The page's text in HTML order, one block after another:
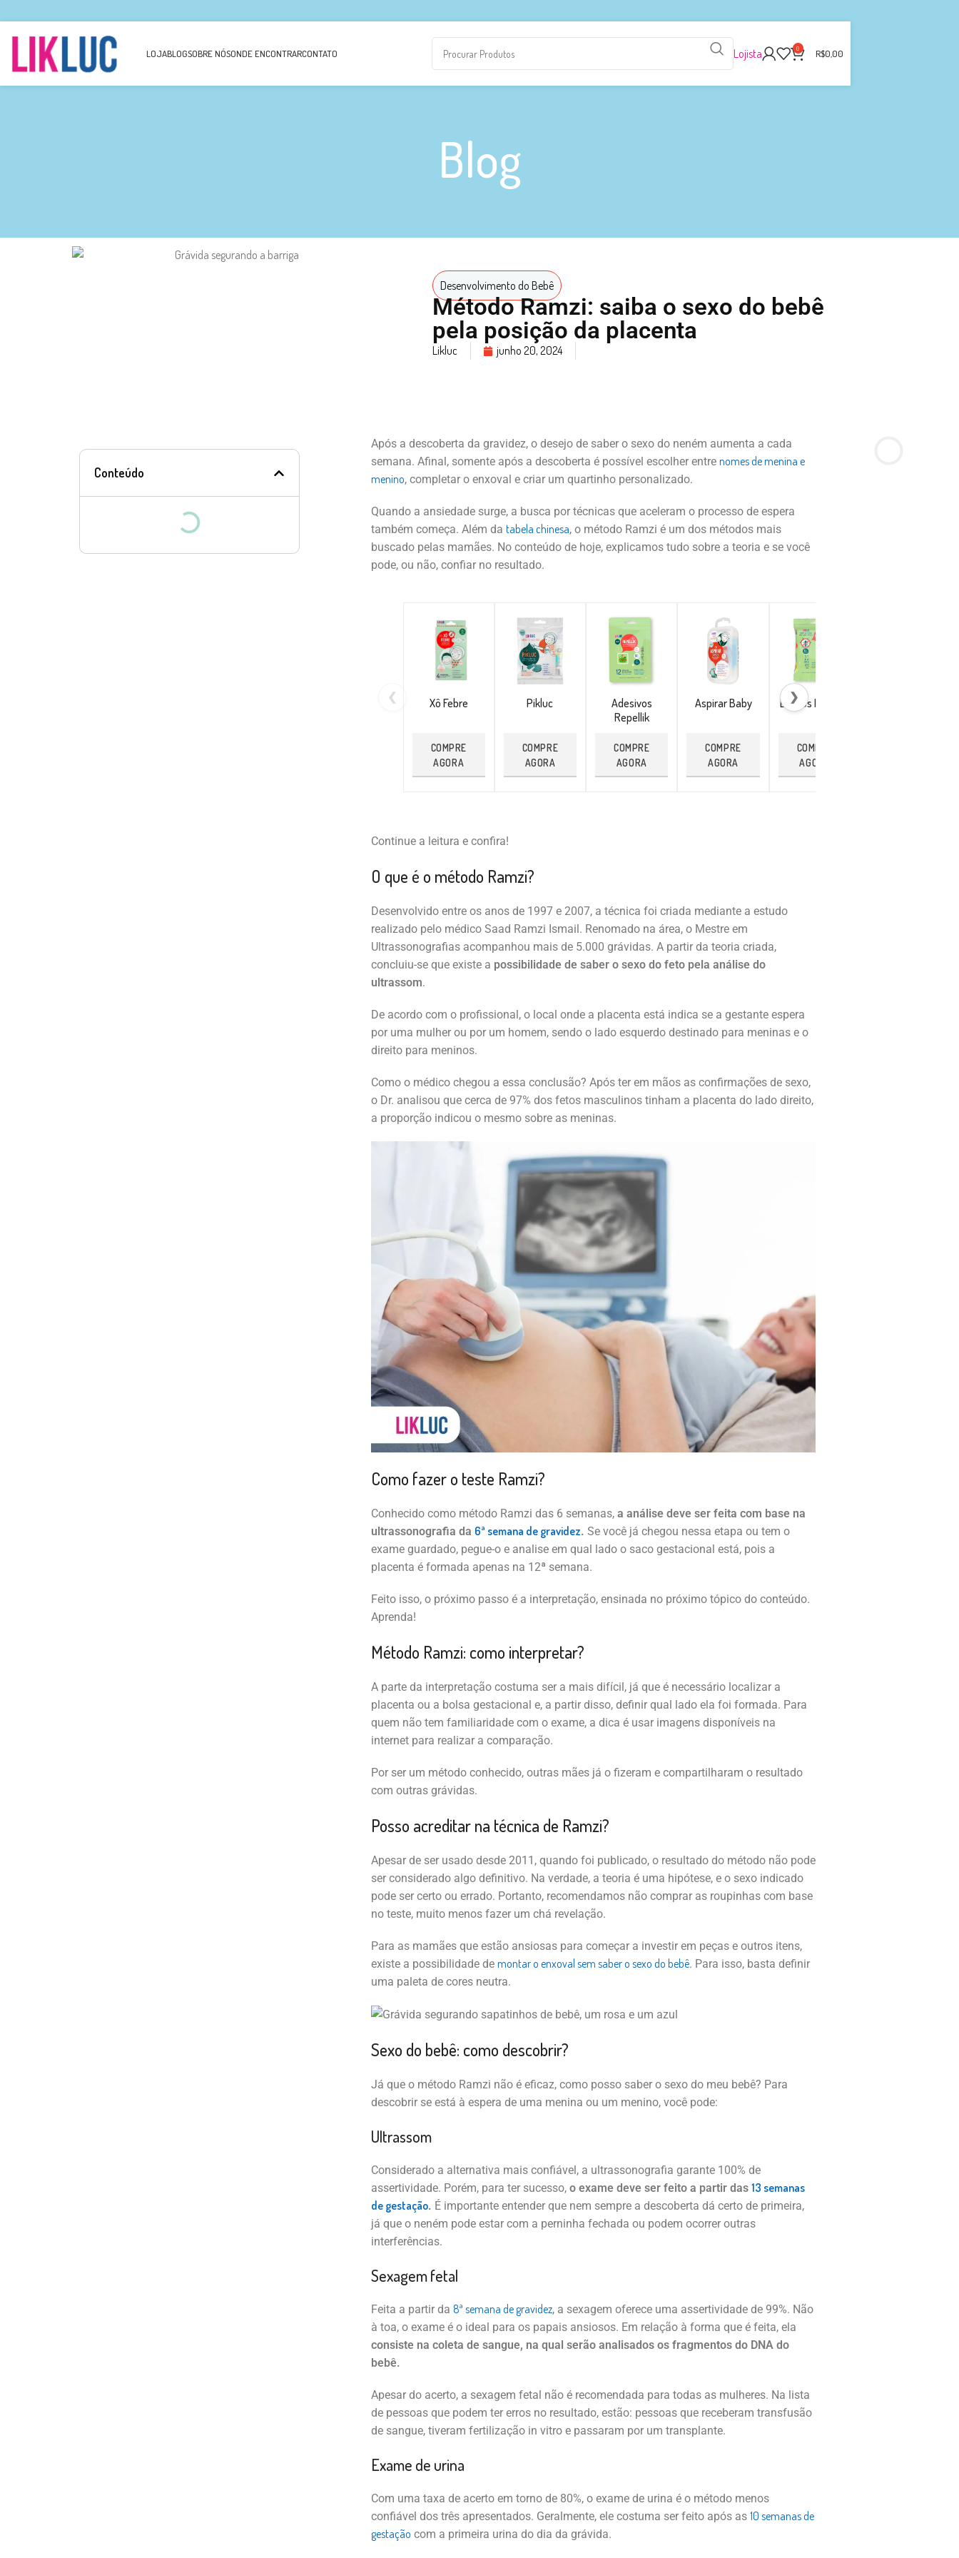
LOJABLOGSOBRE NÓSONDE ENCONTRARCONTATO Lojista 0 R$0,00
Blog
Desenvolvimento do Bebê
Método Ramzi: saiba o sexo do bebê
pela posição da placenta
Likluc junho 20, 2024
Conteúdo
Após a descoberta da gravidez, o desejo de saber o sexo do neném aumenta a cada
semana. Afinal, somente após a descoberta é possível escolher entre nomes de menina e
menino, completar o enxoval e criar um quartinho personalizado.
Quando a ansiedade surge, a busca por técnicas que aceleram o processo de espera
também começa. Além da tabela chinesa, o método Ramzi é um dos métodos mais
buscado pelas mamães. No conteúdo de hoje, explicamos tudo sobre a teoria e se você
pode, ou não, confiar no resultado.
❮ Xô Febre
COMPRE
AGORA
Pikluc
COMPRE
AGORA
Adesivos
Repellik
COMPRE
AGORA
Aspirar Baby
COMPRE
AGORA
Lenços Repellik
COMPRE
AGORA
❯
Continue a leitura e confira!
O que é o método Ramzi?
Desenvolvido entre os anos de 1997 e 2007, a técnica foi criada mediante a estudo
realizado pelo médico Saad Ramzi Ismail. Renomado na área, o Mestre em
Ultrassonografias acompanhou mais de 5.000 grávidas. A partir da teoria criada,
concluiu-se que existe a possibilidade de saber o sexo do feto pela análise do
ultrassom.
De acordo com o profissional, o local onde a placenta está indica se a gestante espera
por uma mulher ou por um homem, sendo o lado esquerdo destinado para meninas e o
direito para meninos.
Como o médico chegou a essa conclusão? Após ter em mãos as confirmações de sexo,
o Dr. analisou que cerca de 97% dos fetos masculinos tinham a placenta do lado direito,
a proporção indicou o mesmo sobre as meninas.
Como fazer o teste Ramzi?
Conhecido como método Ramzi das 6 semanas, a análise deve ser feita com base na
ultrassonografia da 6ª semana de gravidez. Se você já chegou nessa etapa ou tem o
exame guardado, pegue-o e analise em qual lado o saco gestacional está, pois a
placenta é formada apenas na 12ª semana.
Feito isso, o próximo passo é a interpretação, ensinada no próximo tópico do conteúdo.
Aprenda!
Método Ramzi: como interpretar?
A parte da interpretação costuma ser a mais difícil, já que é necessário localizar a
placenta ou a bolsa gestacional e, a partir disso, definir qual lado ela foi formada. Para
quem não tem familiaridade com o exame, a dica é usar imagens disponíveis na
internet para realizar a comparação.
Por ser um método conhecido, outras mães já o fizeram e compartilharam o resultado
com outras grávidas.
Posso acreditar na técnica de Ramzi?
Apesar de ser usado desde 2011, quando foi publicado, o resultado do método não pode
ser considerado algo definitivo. Na verdade, a teoria é uma hipótese, e o sexo indicado
pode ser certo ou errado. Portanto, recomendamos não comprar as roupinhas com base
no teste, muito menos fazer um chá revelação.
Para as mamães que estão ansiosas para começar a investir em peças e outros itens,
existe a possibilidade de montar o enxoval sem saber o sexo do bebê. Para isso, basta definir
uma paleta de cores neutra.
Sexo do bebê: como descobrir?
Já que o método Ramzi não é eficaz, como posso saber o sexo do meu bebê? Para
descobrir se está à espera de uma menina ou um menino, você pode:
Ultrassom
Considerado a alternativa mais confiável, a ultrassonografia garante 100% de
assertividade. Porém, para ter sucesso, o exame deve ser feito a partir das 13 semanas
de gestação. É importante entender que nem sempre a descoberta dá certo de primeira,
já que o neném pode estar com a perninha fechada ou podem ocorrer outras
interferências.
Sexagem fetal
Feita a partir da 8ª semana de gravidez, a sexagem oferece uma assertividade de 99%. Não
à toa, o exame é o ideal para os papais ansiosos. Em relação à forma que é feita, ela
consiste na coleta de sangue, na qual serão analisados os fragmentos do DNA do
bebê.
Apesar do acerto, a sexagem fetal não é recomendada para todas as mulheres. Na lista
de pessoas que podem ter erros no resultado, estão: pessoas que receberam transfusão
de sangue, tiveram fertilização in vitro e passaram por um transplante.
Exame de urina
Com uma taxa de acerto em torno de 80%, o exame de urina é o método menos
confiável dos três apresentados. Geralmente, ele costuma ser feito após as 10 semanas de
gestação com a primeira urina do dia da grávida.